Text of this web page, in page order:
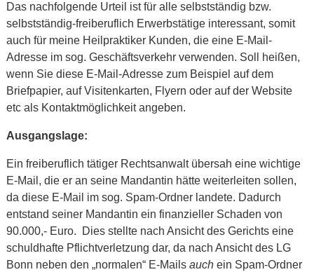
Das nachfolgende Urteil ist für alle selbstständig bzw.
selbstständig-freiberuflich Erwerbstätige interessant, somit
auch für meine Heilpraktiker Kunden, die eine E-Mail-
Adresse im sog. Geschäftsverkehr verwenden. Soll heißen,
wenn Sie diese E-Mail-Adresse zum Beispiel auf dem
Briefpapier, auf Visitenkarten, Flyern oder auf der Website
etc als Kontaktmöglichkeit angeben.
Ausgangslage:
Ein freiberuflich tätiger Rechtsanwalt übersah eine wichtige
E-Mail, die er an seine Mandantin hätte weiterleiten sollen,
da diese E-Mail im sog. Spam-Ordner landete. Dadurch
entstand seiner Mandantin ein finanzieller Schaden von
90.000,- Euro. Dies stellte nach Ansicht des Gerichts eine
schuldhafte Pflichtverletzung dar, da nach Ansicht des LG
Bonn neben den „normalen“ E-Mails auchein Spam-Ordner